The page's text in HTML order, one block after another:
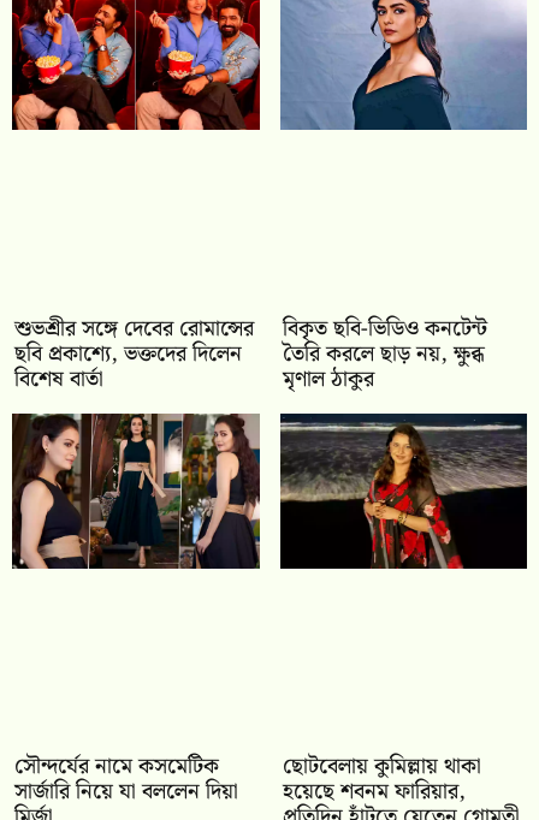
শুভশ্রীর সঙ্গে দেবের রোমান্সের
ছবি প্রকাশ্যে, ভক্তদের দিলেন
বিশেষ বার্তা
বিকৃত ছবি-ভিডিও কনটেন্ট
তৈরি করলে ছাড় নয়, ক্ষুব্ধ
মৃণাল ঠাকুর
সৌন্দর্যের নামে কসমেটিক
সার্জারি নিয়ে যা বললেন দিয়া
ছোটবেলায় কুমিল্লায় থাকা
হয়েছে শবনম ফারিয়ার,